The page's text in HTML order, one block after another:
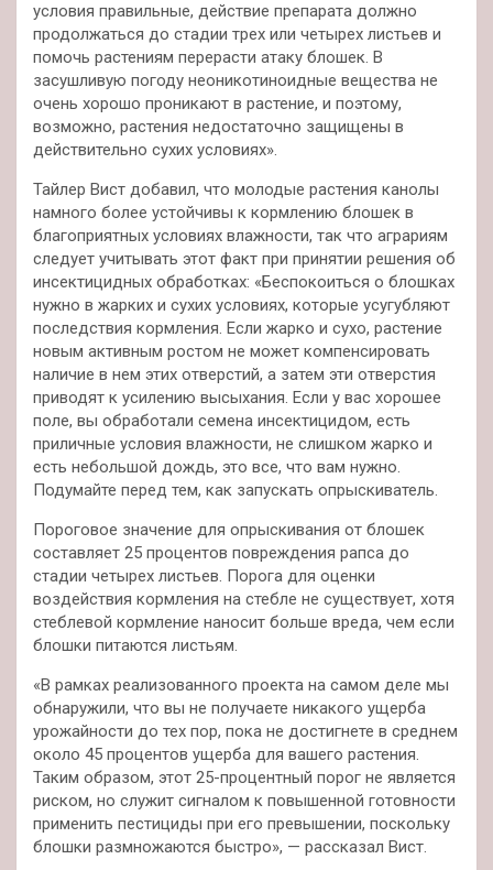
условия правильные, действие препарата должно
продолжаться до стадии трех или четырех листьев и
помочь растениям перерасти атаку блошек. В
засушливую погоду неоникотиноидные вещества не
очень хорошо проникают в растение, и поэтому,
возможно, растения недостаточно защищены в
действительно сухих условиях».
Тайлер Вист добавил, что молодые растения канолы
намного более устойчивы к кормлению блошек в
благоприятных условиях влажности, так что аграриям
следует учитывать этот факт при принятии решения об
инсектицидных обработках: «Беспокоиться о блошках
нужно в жарких и сухих условиях, которые усугубляют
последствия кормления. Если жарко и сухо, растение
новым активным ростом не может компенсировать
наличие в нем этих отверстий, а затем эти отверстия
приводят к усилению высыхания. Если у вас хорошее
поле, вы обработали семена инсектицидом, есть
приличные условия влажности, не слишком жарко и
есть небольшой дождь, это все, что вам нужно.
Подумайте перед тем, как запускать опрыскиватель.
Пороговое значение для опрыскивания от блошек
составляет 25 процентов повреждения рапса до
стадии четырех листьев. Порога для оценки
воздействия кормления на стебле не существует, хотя
стеблевой кормление наносит больше вреда, чем если
блошки питаются листьям.
«В рамках реализованного проекта на самом деле мы
обнаружили, что вы не получаете никакого ущерба
урожайности до тех пор, пока не достигнете в среднем
около 45 процентов ущерба для вашего растения.
Таким образом, этот 25-процентный порог не является
риском, но служит сигналом к повышенной готовности
применить пестициды при его превышении, поскольку
блошки размножаются быстро», — рассказал Вист.